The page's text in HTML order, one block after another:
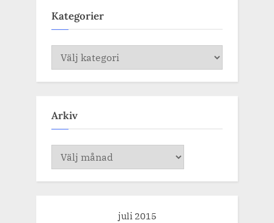
Kategorier
Kategorier
Arkiv
Arkiv
juli 2015